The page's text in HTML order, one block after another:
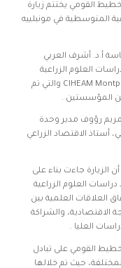
القومي يختتم زيارة
المتوسطية في مونبلييه
أ.د. أشرف العربي
العلوم الزراعية
المتوسطية في مونبلييه بفرنسا CIHEAM Montpellier والتي تم
المؤسستين .
رؤوف مدير وحدة
أستاذ الاقتصاد الزراعي
الزيارة جاءت بناء على
العلوم الزراعية
العلاقات العلمية بين
الاقتصادية، والشراكة
العليا .
القومي على تبادل
حيث تم خلالها